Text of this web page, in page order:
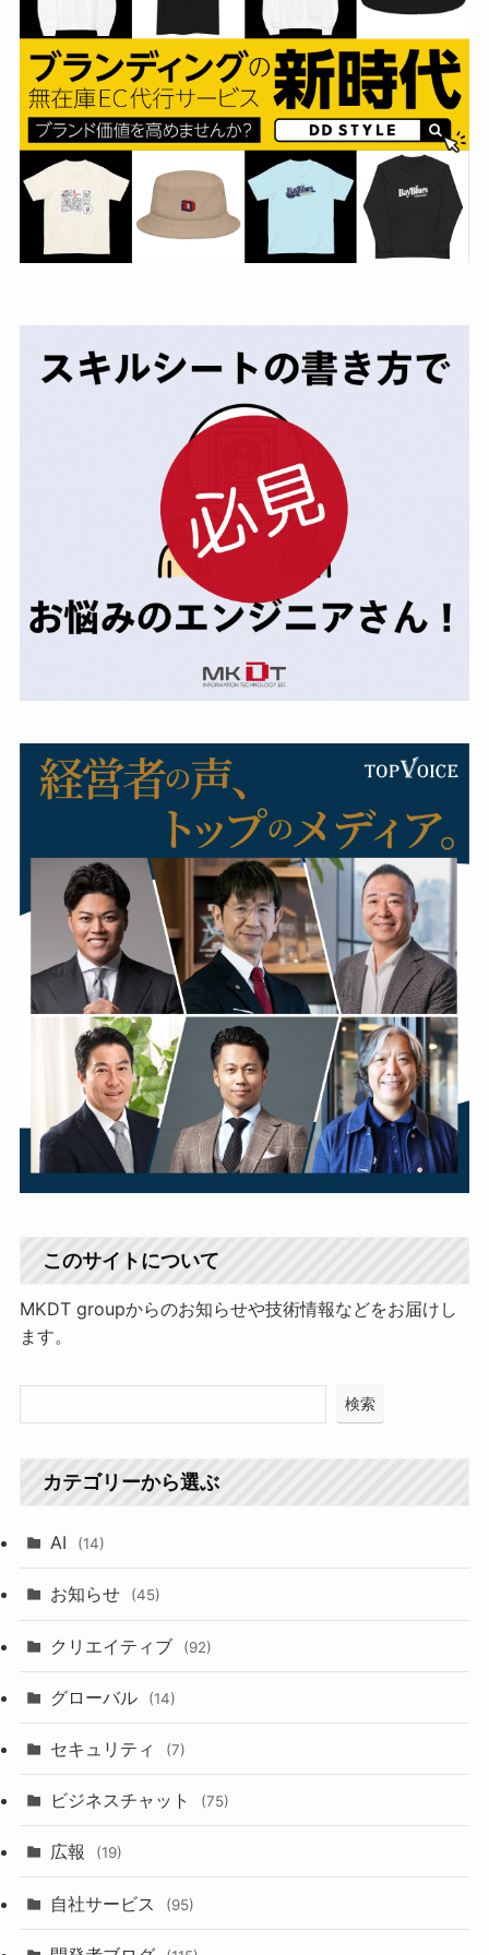
このサイトについて
MKDT groupからのお知らせや技術情報などをお届けし
ます。
検索
カテゴリーから選ぶ
AI (14)
お知らせ (45)
クリエイティブ (92)
グローバル (14)
セキュリティ (7)
ビジネスチャット (75)
広報 (19)
自社サービス (95)